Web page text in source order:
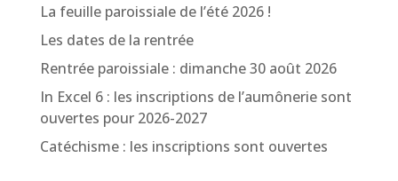
La feuille paroissiale de l’été 2026 !
Les dates de la rentrée
Rentrée paroissiale : dimanche 30 août 2026
In Excel 6 : les inscriptions de l’aumônerie sont
ouvertes pour 2026-2027
Catéchisme : les inscriptions sont ouvertes